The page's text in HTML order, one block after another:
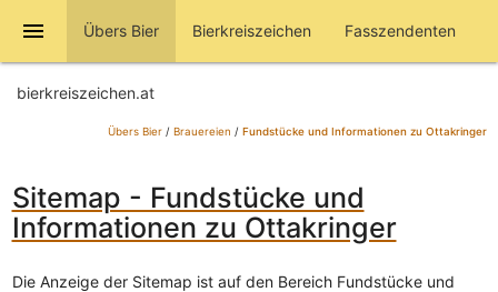
menu Übers Bier Bierkreiszeichen Fasszendenten
bierkreiszeichen.at
Übers Bier/ Brauereien / Fundstücke und Informationen zu Ottakringer
Sitemap - Fundstücke und
Informationen zu Ottakringer
Die Anzeige der Sitemap ist auf den Bereich Fundstücke und